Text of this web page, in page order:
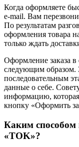
Когда оформляете
e-mail. Вам
По результатам
оформления товара
только ждать
Оформление заказа
следующим образом.
последовательным
данные о себе.
информацию,
кнопку «Оформить
Каким
«TOK»?